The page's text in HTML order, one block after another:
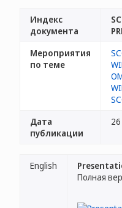
Индекс
документа
Мероприятия
по теме
Дата
публикации
English
Полная